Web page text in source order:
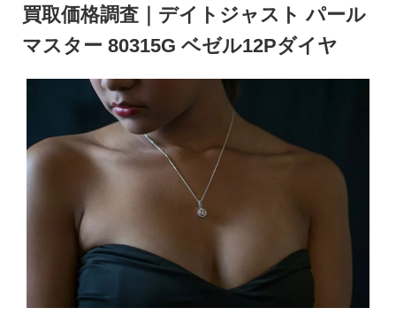
買取価格調査｜デイトジャスト パール
マスター 80315G ベゼル12Pダイヤ